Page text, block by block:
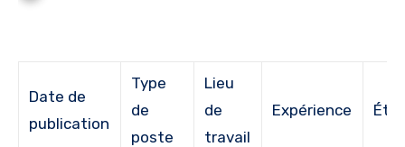
Date de
publication
Type
de
poste
Lieu
de
travail
Expérience